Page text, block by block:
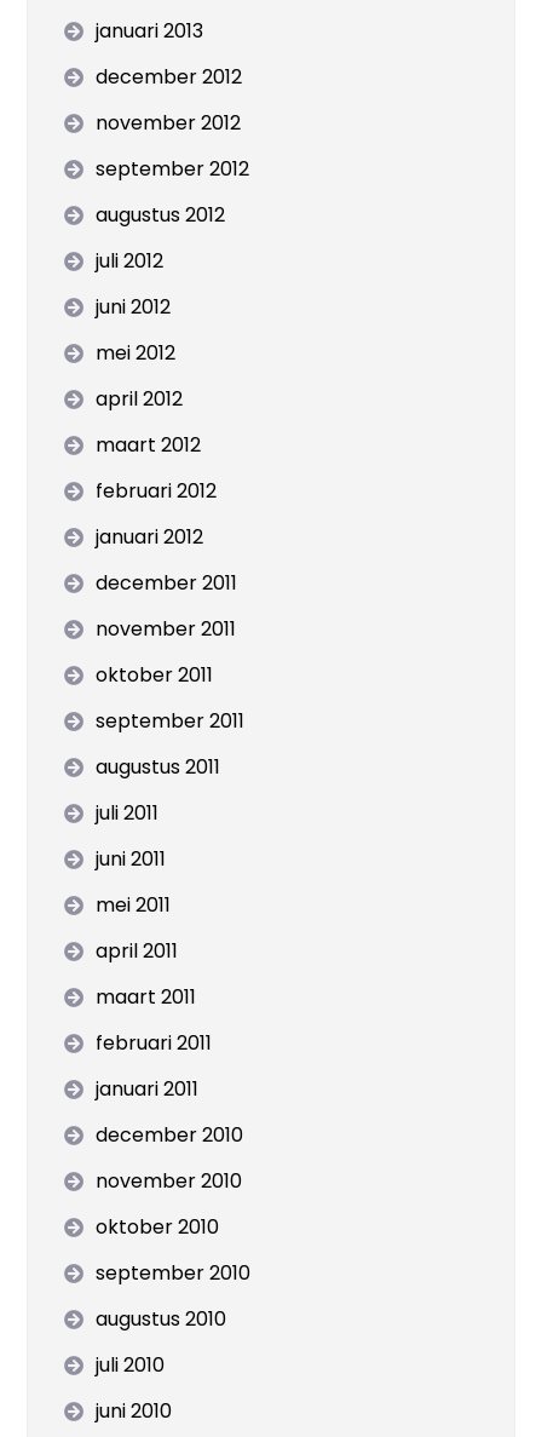
januari 2013
december 2012
november 2012
september 2012
augustus 2012
juli 2012
juni 2012
mei 2012
april 2012
maart 2012
februari 2012
januari 2012
december 2011
november 2011
oktober 2011
september 2011
augustus 2011
juli 2011
juni 2011
mei 2011
april 2011
maart 2011
februari 2011
januari 2011
december 2010
november 2010
oktober 2010
september 2010
augustus 2010
juli 2010
juni 2010